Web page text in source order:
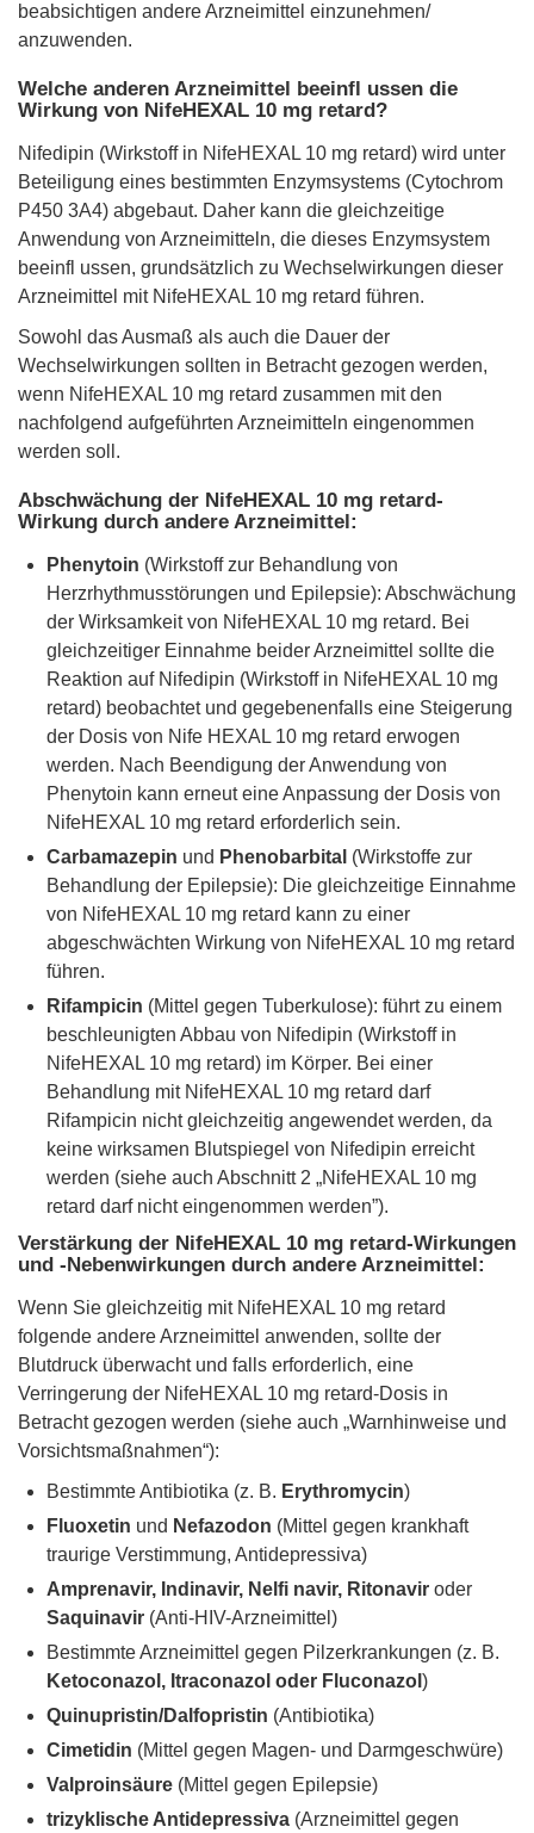
beabsichtigen andere Arzneimittel einzunehmen/
anzuwenden.
Welche anderen Arzneimittel beeinfl ussen die
Wirkung von NifeHEXAL 10 mg retard?
Nifedipin (Wirkstoff in NifeHEXAL 10 mg retard) wird unter
Beteiligung eines bestimmten Enzymsystems (Cytochrom
P450 3A4) abgebaut. Daher kann die gleichzeitige
Anwendung von Arzneimitteln, die dieses Enzymsystem
beeinfl ussen, grundsätzlich zu Wechselwirkungen dieser
Arzneimittel mit NifeHEXAL 10 mg retard führen.
Sowohl das Ausmaß als auch die Dauer der
Wechselwirkungen sollten in Betracht gezogen werden,
wenn NifeHEXAL 10 mg retard zusammen mit den
nachfolgend aufgeführten Arzneimitteln eingenommen
werden soll.
Abschwächung der NifeHEXAL 10 mg retard-
Wirkung durch andere Arzneimittel:
Phenytoin (Wirkstoff zur Behandlung von
Herzrhythmusstörungen und Epilepsie): Abschwächung
der Wirksamkeit von NifeHEXAL 10 mg retard. Bei
gleichzeitiger Einnahme beider Arzneimittel sollte die
Reaktion auf Nifedipin (Wirkstoff in NifeHEXAL 10 mg
retard) beobachtet und gegebenenfalls eine Steigerung
der Dosis von Nife HEXAL 10 mg retard erwogen
werden. Nach Beendigung der Anwendung von
Phenytoin kann erneut eine Anpassung der Dosis von
NifeHEXAL 10 mg retard erforderlich sein.
Carbamazepin und Phenobarbital (Wirkstoffe zur
Behandlung der Epilepsie): Die gleichzeitige Einnahme
von NifeHEXAL 10 mg retard kann zu einer
abgeschwächten Wirkung von NifeHEXAL 10 mg retard
führen.
Rifampicin (Mittel gegen Tuberkulose): führt zu einem
beschleunigten Abbau von Nifedipin (Wirkstoff in
NifeHEXAL 10 mg retard) im Körper. Bei einer
Behandlung mit NifeHEXAL 10 mg retard darf
Rifampicin nicht gleichzeitig angewendet werden, da
keine wirksamen Blutspiegel von Nifedipin erreicht
werden (siehe auch Abschnitt 2 „NifeHEXAL 10 mg
retard darf nicht eingenommen werden”).
Verstärkung der NifeHEXAL 10 mg retard-Wirkungen
und -Nebenwirkungen durch andere Arzneimittel:
Wenn Sie gleichzeitig mit NifeHEXAL 10 mg retard
folgende andere Arzneimittel anwenden, sollte der
Blutdruck überwacht und falls erforderlich, eine
Verringerung der NifeHEXAL 10 mg retard-Dosis in
Betracht gezogen werden (siehe auch „Warnhinweise und
Vorsichtsmaßnahmen“):
Bestimmte Antibiotika (z. B. Erythromycin)
Fluoxetin und Nefazodon (Mittel gegen krankhaft
traurige Verstimmung, Antidepressiva)
Amprenavir, Indinavir, Nelfi navir, Ritonavir oder
Saquinavir (Anti-HIV-Arzneimittel)
Bestimmte Arzneimittel gegen Pilzerkrankungen (z. B.
Ketoconazol, Itraconazol oder Fluconazol )
Quinupristin/Dalfopristin (Antibiotika)
Cimetidin (Mittel gegen Magen- und Darmgeschwüre)
Valproinsäure (Mittel gegen Epilepsie)
trizyklische Antidepressiva (Arzneimittel gegen